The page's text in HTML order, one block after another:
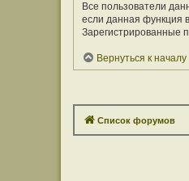
Все пользователи
если данная функция
Зарегистрированные
Вернуться к началу
Список форумов